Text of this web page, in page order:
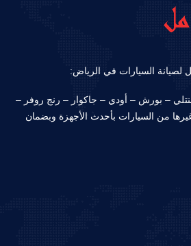
السيارات في الرياض:
– بورش – أودي – جاكوار – رنج روفر –
من السيارات بأحدث الأجهزة وبضمان